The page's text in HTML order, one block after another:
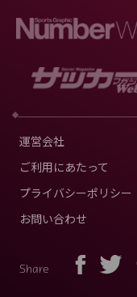
運営会社
ご利用にあたって
プライバシーポリシー
お問い合わせ
Share